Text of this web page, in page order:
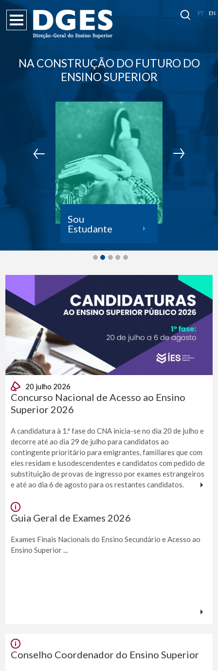
PT EN
NA CONSTRUÇÃO DO FUTURO DO
ENSINO SUPERIOR
Sou
Estudante
20 julho 2026
Concurso Nacional de Acesso ao Ensino
Superior 2026
A candidatura à 1.ª fase do CNA inicia-se no dia 20 de julho e
decorre até ao dia 29 de julho para candidatos ao
contingente prioritário para emigrantes, familiares que com
eles residam e lusodescendentes e candidatos com pedido de
substituição de provas de ingresso por exames estrangeiros
e até ao dia 6 de agosto para os restantes candidatos.
Guia Geral de Exames 2026
Exames Finais Nacionais do Ensino Secundário e Acesso ao
Ensino Superior ...
Conselho Coordenador do Ensino Superior